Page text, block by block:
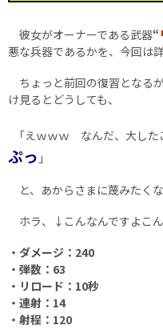
彼女がオーナーである武器“
悪な兵器であるかを、今回は
ちょっと前回の復習となる
け見るとどうしても、
｢えｗｗｗ なんだ、大した
ぷっ ｣
と、あからさまに蔑みたく
ホラ、↓こんなんですよこん
・ダメージ：240
・弾数：63
・リロード：10秒
・連射：14
・射程：120